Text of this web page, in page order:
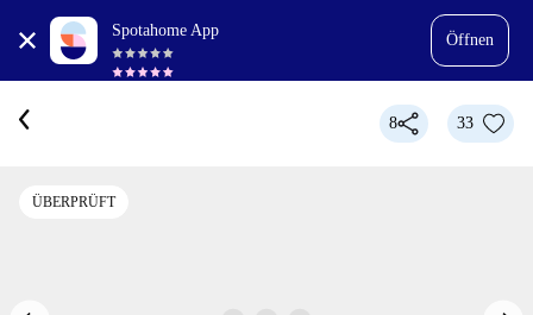
Spotahome App
Öffnen
8 33
ÜBERPRÜFT